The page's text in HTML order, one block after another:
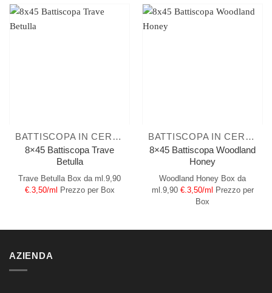
BATTISCOPA IN CERAMICA
8×45 Battiscopa Trave
Betulla
Trave Betulla Box da ml.9,90
€.3,50/ml Prezzo per Box
BATTISCOPA IN CERAMICA
8×45 Battiscopa Woodland
Honey
Woodland Honey Box da
ml.9,90 €.3,50/ml Prezzo per
Box
AZIENDA